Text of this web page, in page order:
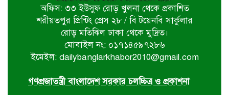
‘গণমাধ্যম এখনো স্বাধীন নয়’
বাগেরহাটে ডা. শফিকুর রহমান
চিতলমারীতে বিদ্যালয় পরিচালনা
অফিস: ৩৩ ইউসুফ রোড় খুলনা থেকে প্রকাশিত
শরীয়তপুর প্রিন্টিং প্রেস ২৮ / বি টয়েনবি সার্কুলার
রোড় মতিঝিল ঢাকা থেকে মুদ্রিত।
মোবাইল নং: ০১৭১৪৫৯৭২৮৬
ইমেইল: dailybanglarkhabor2010@gmail.com
গণপ্রজাতন্ত্রী বাংলাদেশ সরকার চলচ্চিত্র ও প্রকাশনা